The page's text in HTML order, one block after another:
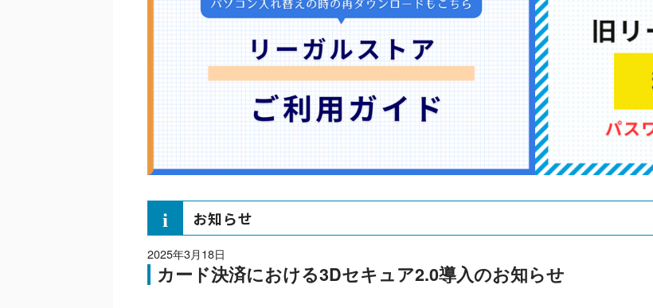
お知らせ
2025年3月18日
カード決済における3Dセキュア2.0導入のお知らせ